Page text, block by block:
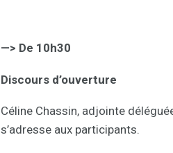
—> De 10h30
Discours d’ouverture
Céline Chassin, adjointe
s’adresse aux participants.